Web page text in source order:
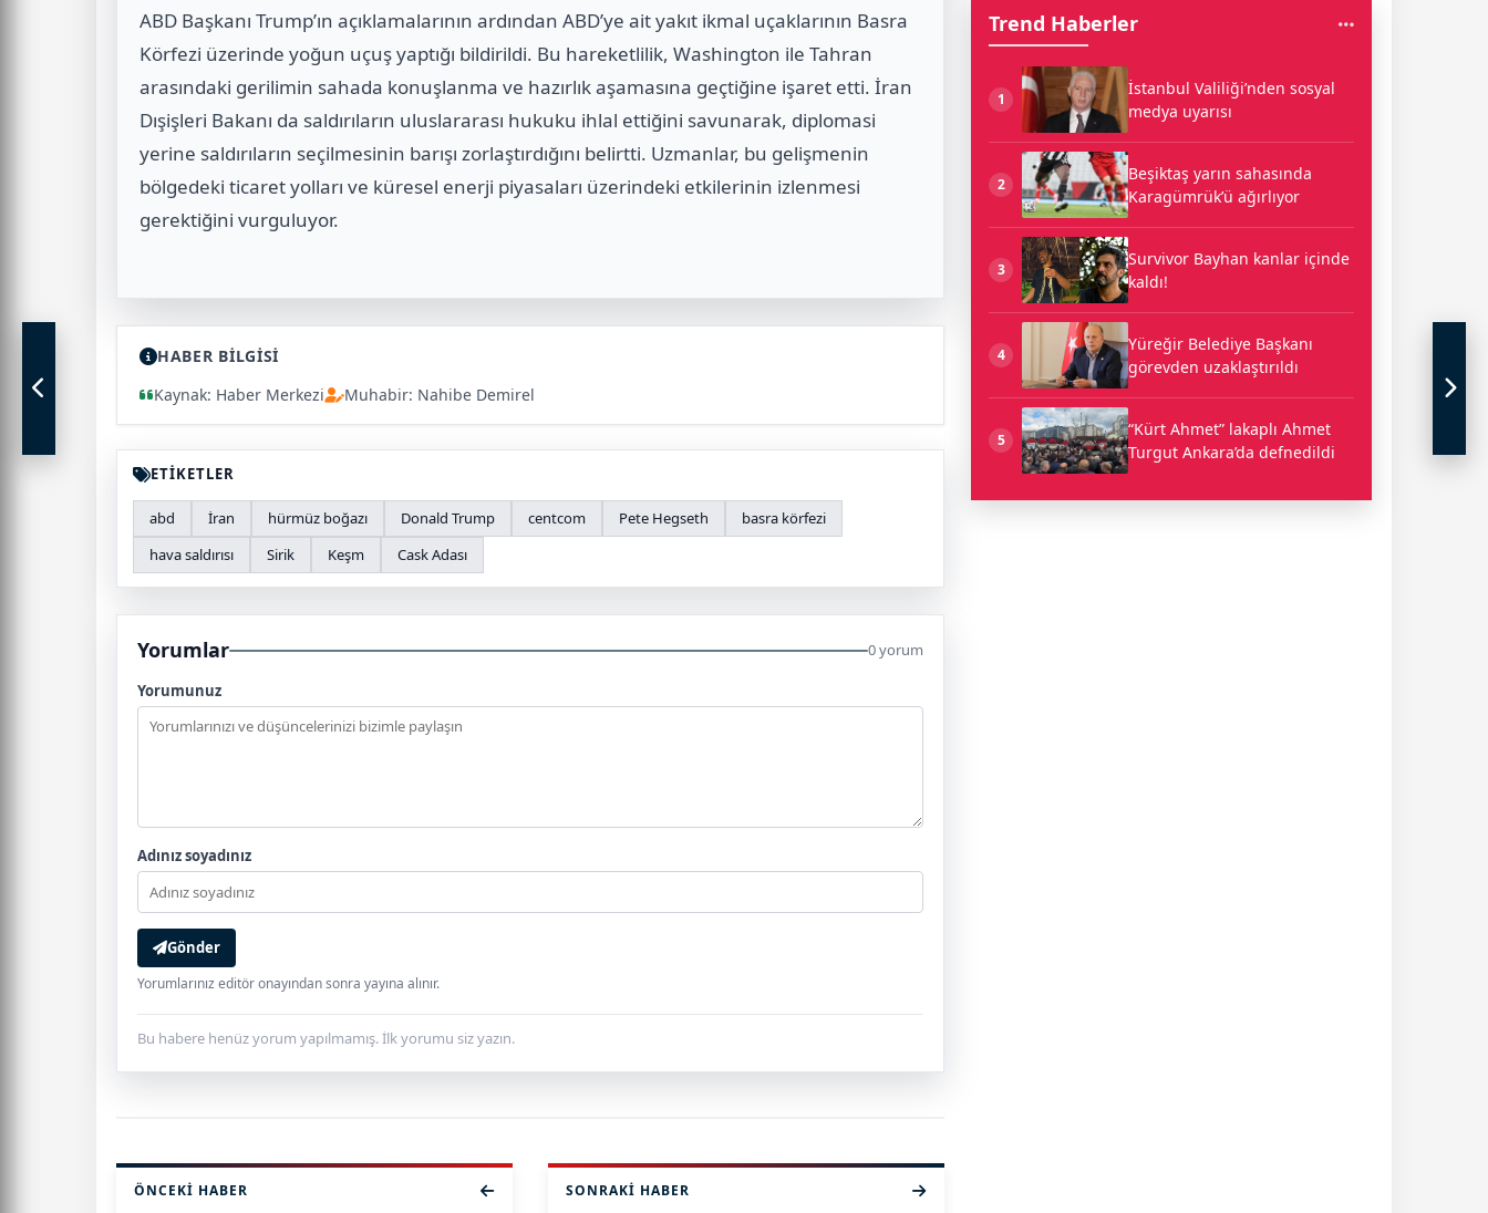
ABD Başkanı Trump’ın açıklamalarının ardından ABD’ye ait yakıt ikmal uçaklarının Basra
Körfezi üzerinde yoğun uçuş yaptığı bildirildi. Bu hareketlilik, Washington ile Tahran
arasındaki gerilimin sahada konuşlanma ve hazırlık aşamasına geçtiğine işaret etti. İran
Dışişleri Bakanı da saldırıların uluslararası hukuku ihlal ettiğini savunarak, diplomasi
yerine saldırıların seçilmesinin barışı zorlaştırdığını belirtti. Uzmanlar, bu gelişmenin
bölgedeki ticaret yolları ve küresel enerji piyasaları üzerindeki etkilerinin izlenmesi
gerektiğini vurguluyor.
HABER BİLGİSİ
Kaynak: Haber Merkezi
Muhabir: Nahibe Demirel
ETİKETLER
abd İran hürmüz boğazı Donald Trump centcom Pete Hegseth
basra körfezi
hava saldırısı
Sirik Keşm Cask Adası
Yorumlar 0 yorum
Yorumunuz
Adınız soyadınız
Gönder
Yorumlarınız editör onayından sonra yayına alınır.
Bu habere henüz yorum yapılmamış. İlk yorumu siz yazın.
ÖNCEKI HABER SONRAKI HABER
Trend Haberler
1
İstanbul Valiliği’nden sosyal
medya uyarısı
2
Beşiktaş yarın sahasında
Karagümrük’ü ağırlıyor
3
Survivor Bayhan kanlar içinde
kaldı!
4
Yüreğir Belediye Başkanı
görevden uzaklaştırıldı
5
“Kürt Ahmet” lakaplı Ahmet
Turgut Ankara’da defnedildi